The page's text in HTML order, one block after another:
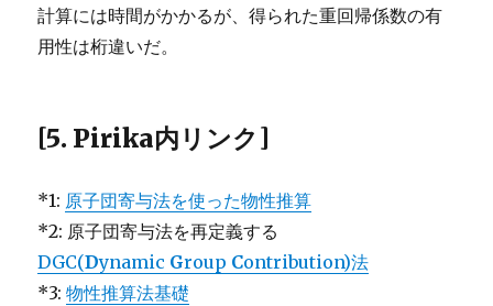
計算には時間がかかるが、得られた重回帰係数の有
用性は桁違いだ。
[5. Pirika内リンク]
*1: 原子団寄与法を使った物性推算
*2: 原子団寄与法を再定義する
DGC(Dynamic Group Contribution)法
*3:物性推算法基礎